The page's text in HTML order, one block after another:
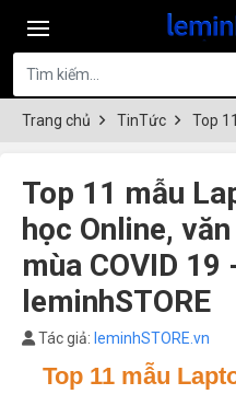
Trang chủ TinTức Top
Top 11 mẫu
học Online,
mùa COVID
leminhSTORE
Tác giả: leminhSTORE.vn
Top 11 mẫu